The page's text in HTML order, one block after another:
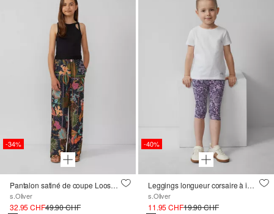
-34%
Pantalon satiné de coupe Loose Fit à ceinture extensible et imprimé all-over
s.Oliver
32.95 CHF49.90 CHF
-40%
Leggings longueur corsaire à imprimé
s.Oliver
11.95 CHF19.90 CHF